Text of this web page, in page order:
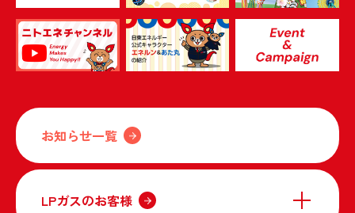
お知らせ一覧
LPガスのお客様